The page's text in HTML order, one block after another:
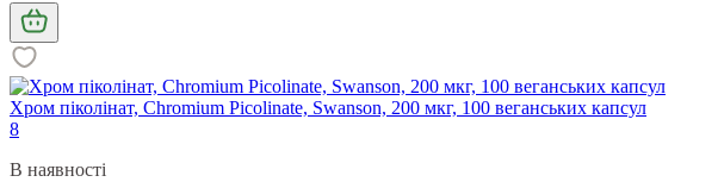
Хром піколінат, Chromium Picolinate, Swanson, 200 мкг, 100 веганських капсул
8
В наявності